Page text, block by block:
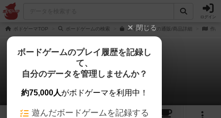
ログイン
ボドゲーマTOP ボードゲームの検索 エイピアリーの通販/商品詳細 作品
エイピアリー
0件のリプレイ日記
1 5
閉じる
ボードゲームのプレイ履歴を記録し
て、
自分のデータを管理しませんか？
約75,000人がボドゲーマを利用中！
遊んだボードゲームを記録する